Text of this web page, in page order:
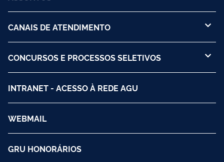
CANAIS DE ATENDIMENTO
CONCURSOS E PROCESSOS SELETIVOS
INTRANET - ACESSO À REDE AGU
WEBMAIL
GRU HONORÁRIOS